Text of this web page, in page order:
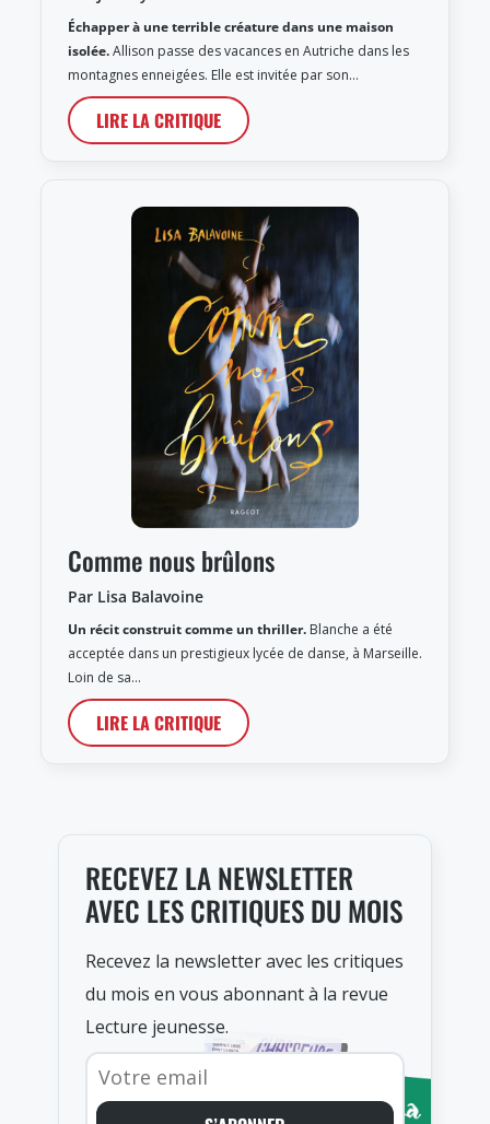
Échapper à une terrible créature dans une maison
isolée.Allison passe des vacances en Autriche dans les
montagnes enneigées. Elle est invitée par son…
LIRE LA CRITIQUE
Comme nous brûlons
Par Lisa Balavoine
Un récit construit comme un thriller. Blanche a été
acceptée dans un prestigieux lycée de danse, à Marseille.
Loin de sa…
LIRE LA CRITIQUE
RECEVEZ LA NEWSLETTER
AVEC LES CRITIQUES DU MOIS
Recevez la newsletter avec les critiques
du mois en vous abonnant à la revue
Lecture jeunesse.